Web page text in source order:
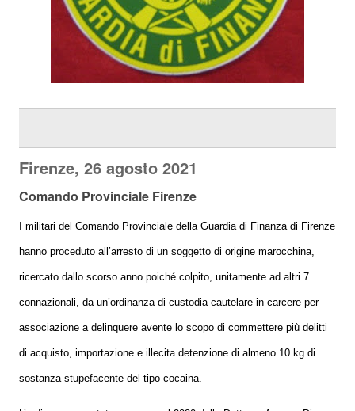
Firenze, 26 agosto 2021
Comando Provinciale Firenze
I militari del Comando Provinciale della Guardia di Finanza di Firenze
hanno proceduto all’arresto di un soggetto di origine marocchina,
ricercato dallo scorso anno poiché colpito, unitamente ad altri 7
connazionali, da un’ordinanza di custodia cautelare in carcere per
associazione a delinquere avente lo scopo di commettere più delitti
di acquisto, importazione e illecita detenzione di almeno 10 kg di
sostanza stupefacente del tipo cocaina.